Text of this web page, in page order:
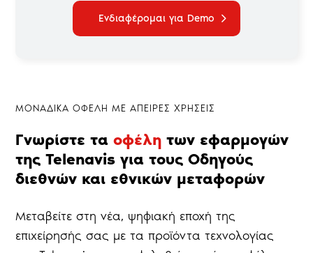
Ενδιαφέρομαι για Demo
ΜΟΝΑΔΙΚΑ ΟΦΕΛΗ ΜΕ ΑΠΕΙΡΕΣ ΧΡΗΣΕΙΣ
Γνωρίστε ταοφέλη των εφαρμογών
της Telenavis για τους Οδηγούς
διεθνών και εθνικών μεταφορών
Μεταβείτε στη νέα, ψηφιακή εποχή της
επιχείρησής σας με τα προϊόντα τεχνολογίας